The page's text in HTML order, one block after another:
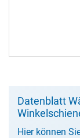
Datenblatt
Hier können